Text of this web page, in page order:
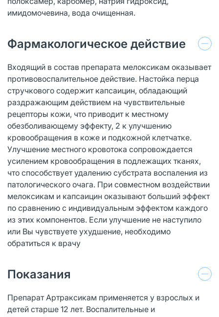
имидомочевина, вода очищенная.
Фармакологическое действие
Входящий в состав препарата мелоксикам оказывает
противовоспалительное действие. Настойка перца
стручкового содержит капсаицин, обладающий
раздражающим действием на чувствительные
рецепторы кожи, что приводит к местному
обезболивающему эффекту, 2 к улучшению
кровообращения в коже и подкожной клетчатке.
Улучшение местного кровотока сопровождается
усилением кровообращения в подлежащих тканях,
что способствует удалению субстрата воспаления из
патологического очага. При совместном воздействии
мелоксикам и капсаицин оказывают больший эффект
по сравнению с индивидуальным эффектом каждого
из этих компонентов. Если улучшение не наступило
или Вы чувствуете ухудшение, необходимо
обратиться к врачу
Показания
Препарат Артраксикам применяется у взрослых и
детей старше 12 лет. Воспалительные и